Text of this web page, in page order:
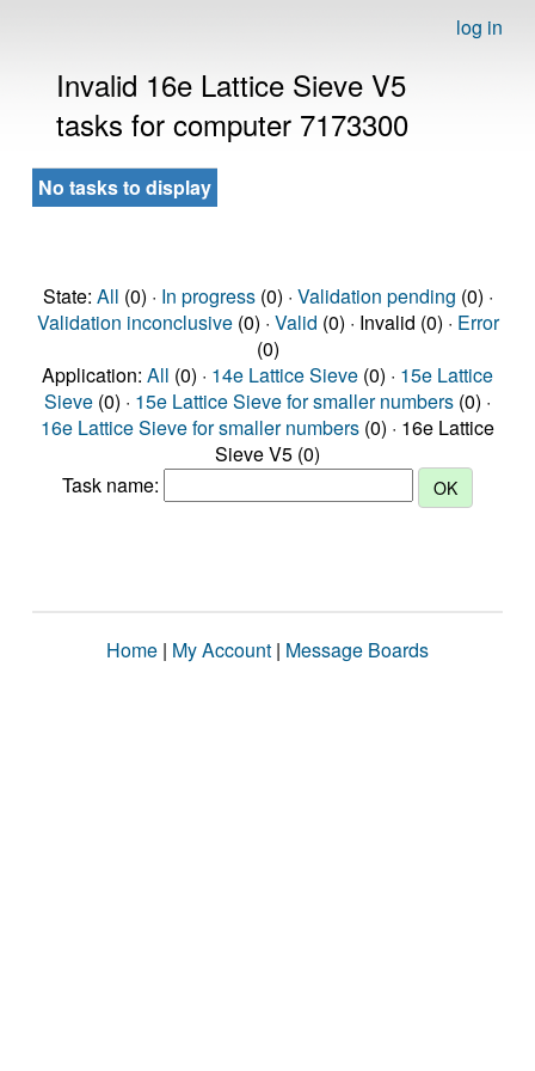
log in
Invalid 16e Lattice Sieve V5
tasks for computer 7173300
No tasks to display
State: All (0) · In progress(0) · Validation pending (0) ·
Validation inconclusive(0) · Valid (0) · Invalid (0) · Error
(0)
Application: All (0) · 14e Lattice Sieve (0) · 15e Lattice
Sieve (0) · 15e Lattice Sieve for smaller numbers (0) ·
16e Lattice Sieve for smaller numbers (0) · 16e Lattice
Sieve V5 (0)
Task name:
Home | My Account | Message Boards